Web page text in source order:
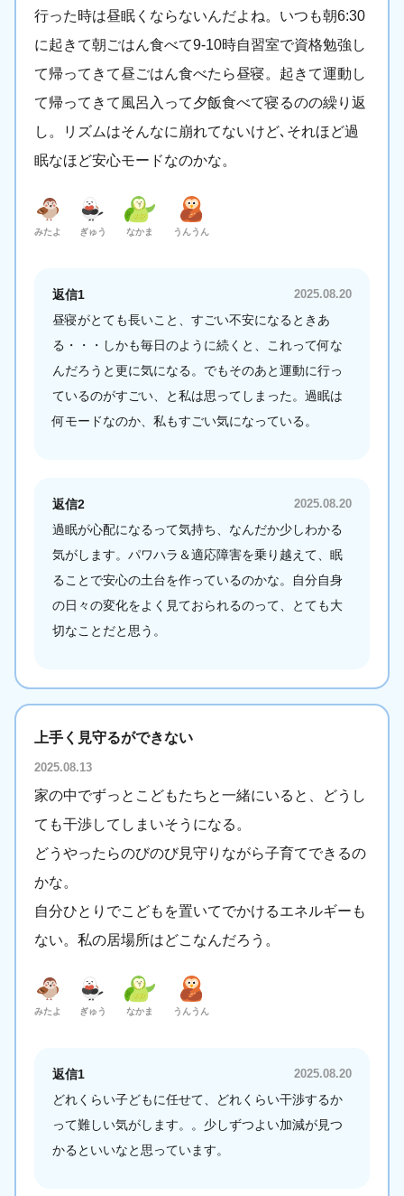
行った時は昼眠くならないんだよね。いつも朝6:30
に起きて朝ごはん食べて9-10時自習室で資格勉強し
て帰ってきて昼ごはん食べたら昼寝。起きて運動し
て帰ってきて風呂入って夕飯食べて寝るのの繰り返
し。リズムはそんなに崩れてないけど､それほど過
眠なほど安心モードなのかな。
みたよ ぎゅう なかま うんうん
返信1 2025.08.20
昼寝がとても長いこと、すごい不安になるときあ
る・・・しかも毎日のように続くと、これって何な
んだろうと更に気になる。でもそのあと運動に行っ
ているのがすごい、と私は思ってしまった。過眠は
何モードなのか、私もすごい気になっている。
返信2 2025.08.20
過眠が心配になるって気持ち、なんだか少しわかる
気がします。パワハラ＆適応障害を乗り越えて、眠
ることで安心の土台を作っているのかな。自分自身
の日々の変化をよく見ておられるのって、とても大
切なことだと思う。
上手く見守るができない
2025.08.13
家の中でずっとこどもたちと一緒にいると、どうし
ても干渉してしまいそうになる。
どうやったらのびのび見守りながら子育てできるの
かな。
自分ひとりでこどもを置いてでかけるエネルギーも
ない。私の居場所はどこなんだろう。
みたよ ぎゅう なかま うんうん
返信1 2025.08.20
どれくらい子どもに任せて、どれくらい干渉するか
って難しい気がします。。少しずつよい加減が見つ
かるといいなと思っています。